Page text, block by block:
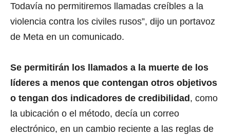
Todavía no permitiremos llamadas creíbles a la
violencia contra los civiles rusos”, dijo un portavoz
de Meta en un comunicado.
Se permitirán los llamados a la muerte de los
líderes a menos que contengan otros objetivos
o tengan dos indicadores de credibilidad, como
la ubicación o el método, decía un correo
electrónico, en un cambio reciente a las reglas de